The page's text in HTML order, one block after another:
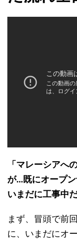
「マレーシアへ
が…既にオープン
いまだに工事中
まず、冒頭で前
に、いまだにオ